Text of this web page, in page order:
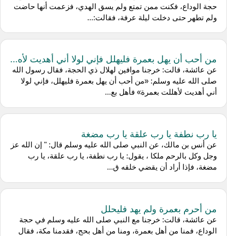
حجة الوداع، فكنت ممن تمتع ولم يسق الهدي، فزعمت أنها حاضت
ولم تطهر حتى دخلت ليلة عرفة، فقالت:...
من أحب أن يهل بعمرة فليهلل فإني لولا أني أهديت لأه...
عن عائشة، قالت: خرجنا موافين لهلال ذي الحجة، فقال رسول الله
صلى الله عليه وسلم: «من أحب أن يهل بعمرة فليهلل، فإني لولا
أني أهديت لأهللت بعمرة» فأهل بع...
يا رب نطفة يا رب علقة يا رب مضغة
عن أنس بن مالك، عن النبي صلى الله عليه وسلم قال: " إن الله عز
وجل وكل بالرحم ملكا ، يقول: يا رب نطفة، يا رب علقة، يا رب
مضغة، فإذا أراد أن يقضي خلقه ق...
من أحرم بعمرة ولم يهد فليحلل
عن عائشة، قالت: خرجنا مع النبي صلى الله عليه وسلم في حجة
الوداع، فمنا من أهل بعمرة، ومنا من أهل بحج، فقدمنا مكة، فقال